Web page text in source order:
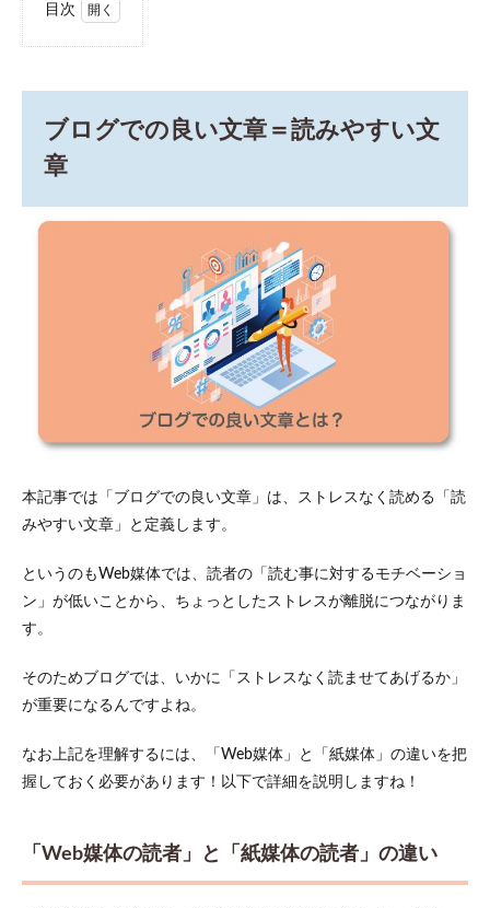
目次
い文
章＝
読み
やす
章
ブロ
事を
作成
する
像
2
書き
方の
ップ
1：検
索キ
ブログでの良い文章＝読みやすい文
章
本記事では「ブログでの良い文章」は、ストレスなく読める「読
みやすい文章」と定義します。
というのもWeb媒体では、読者の「読む事に対するモチベーショ
ン」が低いことから、ちょっとしたストレスが離脱につながりま
す。
そのためブログでは、いかに「ストレスなく読ませてあげるか」
が重要になるんですよね。
なお上記を理解するには、「Web媒体」と「紙媒体」の違いを把
握しておく必要があります！以下で詳細を説明しますね！
「Web媒体の読者」と「紙媒体の読者」の違い